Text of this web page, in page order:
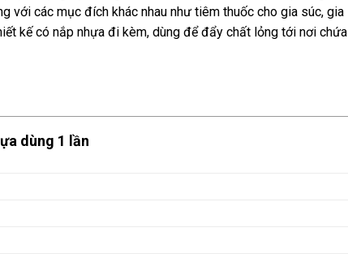
với các mục đích khác nhau như tiêm thuốc cho gia súc, gia
kế có nắp nhựa đi kèm, dùng để đẩy chất lỏng tới nơi chứa
dùng 1 lần